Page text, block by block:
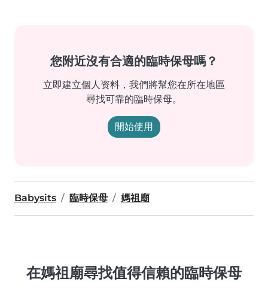
您附近沒有合適的臨時保母嗎？
立即建立個人资料，我們將幫您在所在地區
尋找可靠的臨時保母。
開始使用
Babysits 臨時保母 媽祖廟
在媽祖廟尋找值得信賴的臨時保母